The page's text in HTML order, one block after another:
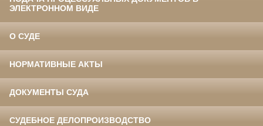
ЭЛЕКТРОННОМ ВИДЕ
О СУДЕ
НОРМАТИВНЫЕ АКТЫ
ДОКУМЕНТЫ СУДА
СУДЕБНОЕ ДЕЛОПРОИЗВОДСТВО